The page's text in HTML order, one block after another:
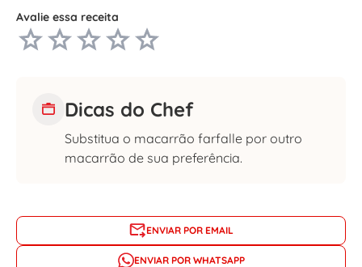
Avalie essa receita
Dicas do Chef
Substitua o macarrão farfalle por outro
macarrão de sua preferência.
ENVIAR POR EMAIL
ENVIAR POR WHATSAPP